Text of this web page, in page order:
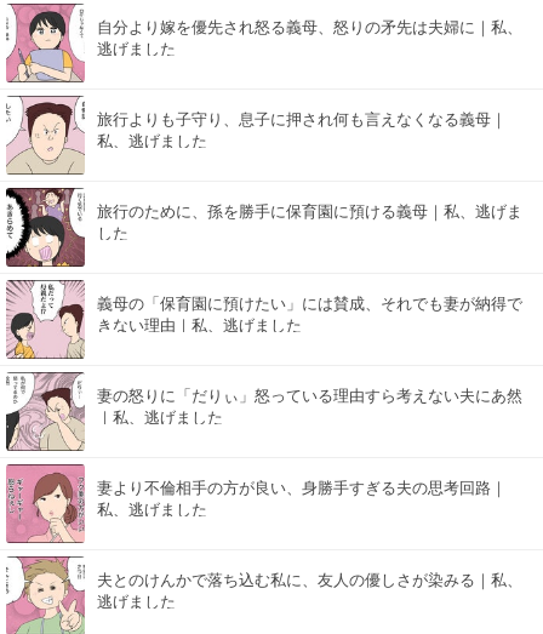
自分より嫁を優先され怒る義母、怒りの矛先は夫婦に｜私、
逃げました
旅行よりも子守り、息子に押され何も言えなくなる義母｜
私、逃げました
旅行のために、孫を勝手に保育園に預ける義母｜私、逃げま
した
義母の「保育園に預けたい」には賛成、それでも妻が納得で
きない理由｜私、逃げました
妻の怒りに「だりぃ」怒っている理由すら考えない夫にあ然
｜私、逃げました
妻より不倫相手の方が良い、身勝手すぎる夫の思考回路｜
私、逃げました
夫とのけんかで落ち込む私に、友人の優しさが染みる｜私、
逃げました